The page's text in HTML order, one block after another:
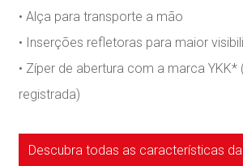
• Alça para transporte a mão
• Inserções refletoras para maior
• Zíper de abertura com a marca YKK*
registrada)
Descubra todas as características da